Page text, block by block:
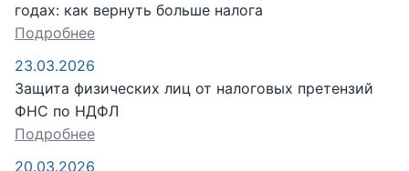
годах: как вернуть больше налога
Подробнее
23.03.2026
Защита физических лиц от налоговых претензий
ФНС по НДФЛ
Подробнее
20.03.2026